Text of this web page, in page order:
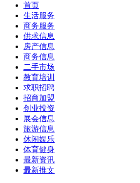
首页
生活服务
商务服务
供求信息
房产信息
商务信息
二手市场
教育培训
求职招聘
招商加盟
创业投资
展会信息
旅游信息
休闲娱乐
体育健身
最新资讯
最新推文